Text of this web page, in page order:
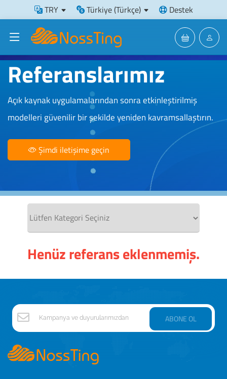
TRY Türkiye (Türkçe) Destek
Referanslarımız
Açık kaynak uygulamalarından sonra etkinleştirilmiş
modelleri güvenilir bir şekilde yeniden kavramsallaştırın.
Şimdi iletişime geçin
Henüz referans eklenmemiş.
ABONE OL